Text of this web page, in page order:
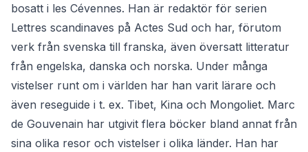
bosatt i les Cévennes. Han är redaktör för serien
Lettres scandinaves på Actes Sud och har, förutom
verk från svenska till franska, även översatt litteratur
från engelska, danska och norska. Under många
vistelser runt om i världen har han varit lärare och
även reseguide i t. ex. Tibet, Kina och Mongoliet. Marc
de Gouvenain har utgivit flera böcker bland annat från
sina olika resor och vistelser i olika länder. Han har